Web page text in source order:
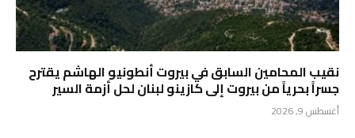
نقيب المحامين السابق في بيروت أنطونيو الهاشم يقترح
جسراً بحرياً من بيروت إلى كازينو لبنان لحل أزمة السير
أغسطس 9, 2026